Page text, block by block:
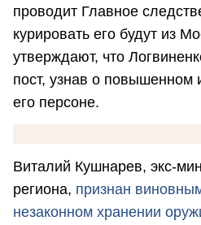
проводит Главное
курировать его будут из
утверждают, что
пост, узнав о повышенном
его персоне.
Виталий Кушнарев, экс-
региона, признан
незаконном хранении